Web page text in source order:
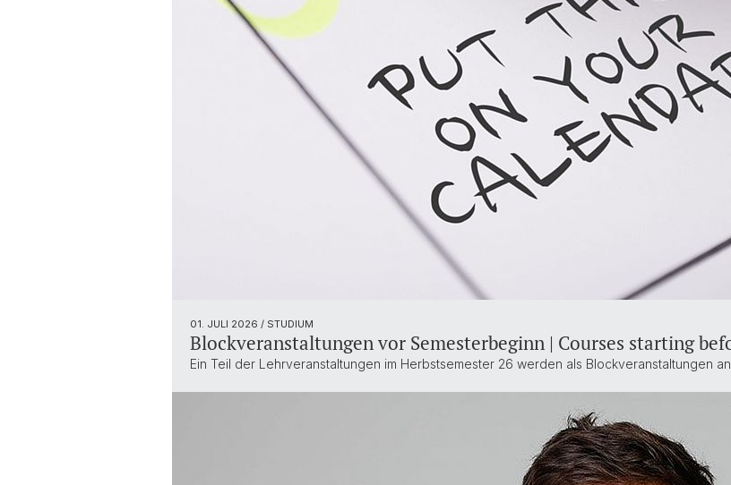
01. JULI 2026 / STUDIUM
Blockveranstaltungen vor Semesterbeginn | Courses starting
Ein Teil der Lehrveranstaltungen im Herbstsemester 26 werden als Blockveranstaltungen